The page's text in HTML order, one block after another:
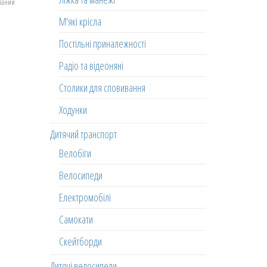
М'які крісла
Постільні приналежності
Радіо та відеоняні
Столики для сповивання
Ходунки
Дитячий транспорт
Велобіги
Велосипеди
Електромобілі
Самокати
Скейтборди